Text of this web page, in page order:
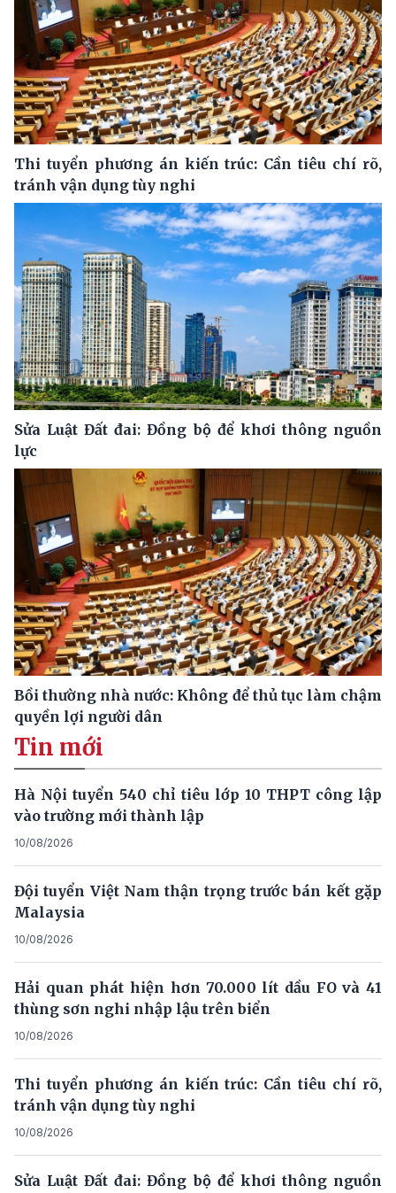
Thi tuyển phương án kiến trúc: Cần tiêu chí rõ,
tránh vận dụng tùy nghi
Sửa Luật Đất đai: Đồng bộ để khơi thông nguồn
lực
Bồi thường nhà nước: Không để thủ tục làm chậm
quyền lợi người dân
Tin mới
Hà Nội tuyển 540 chỉ tiêu lớp 10 THPT công lập
vào trường mới thành lập
10/08/2026
Đội tuyển Việt Nam thận trọng trước bán kết gặp
Malaysia
10/08/2026
Hải quan phát hiện hơn 70.000 lít dầu FO và 41
thùng sơn nghi nhập lậu trên biển
10/08/2026
Thi tuyển phương án kiến trúc: Cần tiêu chí rõ,
tránh vận dụng tùy nghi
10/08/2026
Sửa Luật Đất đai: Đồng bộ để khơi thông nguồn